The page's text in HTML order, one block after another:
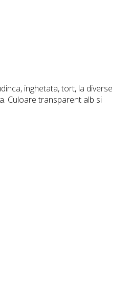
inghetata, tort, la diverse
Culoare transparent alb si